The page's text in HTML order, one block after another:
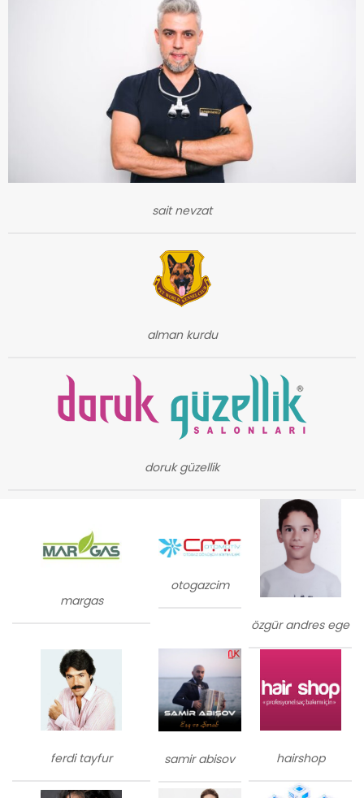
sait nevzat
alman kurdu
doruk güzellik
margas
otogazcim
özgür andres ege
ferdi tayfur samir abisov hairshop